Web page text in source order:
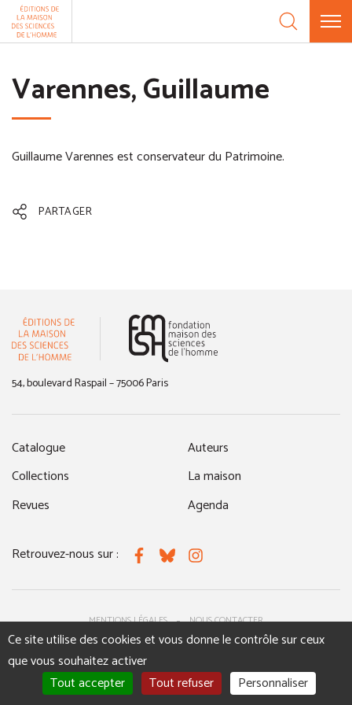
Aller au contenu
Varennes, Guillaume
Guillaume Varennes est conservateur du Patrimoine.
PARTAGER
54, boulevard Raspail – 75006 Paris
Catalogue
Collections
Revues
Auteurs
La maison
Agenda
Retrouvez-nous sur : FacebookBlueskyInstagram
MENTIONS LÉGALES NOUS CONTACTER
Panneau de gestion des cookies
Ce site utilise des cookies et vous donne le contrôle sur ceux
que vous souhaitez activer
Tout accepter
Tout refuser Personnaliser